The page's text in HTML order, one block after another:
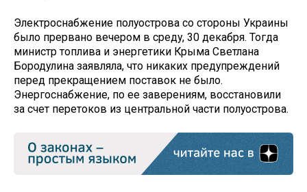
Электроснабжение полуострова со стороны Украины
было прервано вечером в среду, 30 декабря. Тогда
министр топлива и энергетики Крыма Светлана
Бородулина заявляла, что никаких предупреждений
перед прекращением поставок не было.
Энергоснабжение, по ее заверениям, восстановили
за счет перетоков из центральной части полуострова.